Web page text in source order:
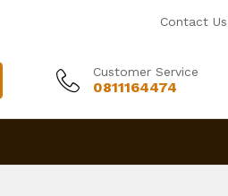
Contact Us
Customer Service
0811164474